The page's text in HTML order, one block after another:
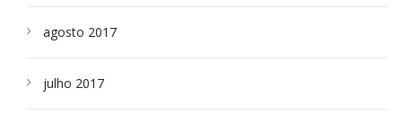
agosto 2017
julho 2017